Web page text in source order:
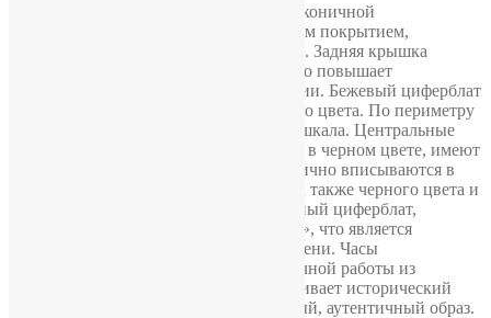
Корпус часов выполнен в строгой и лаконичной
прямоугольной форме с хромированным покрытием,
характерным для дизайна того периода. Задняя крышка
изготовлена из нержавеющей стали, что повышает
надежность и практичность конструкции. Бежевый циферблат
оцифрован арабскими цифрами черного цвета. По периметру
расположена минутная штрихованная шкала. Центральные
стрелки небольшой формы выполнены в черном цвете, имеют
острые, фигурные очертания и гармонично вписываются в
общий облик часов. Секундная стрелка также черного цвета и
вынесена на отдельный малый секундный циферблат,
расположенный в положении «6 часов», что является
характерной чертой моделей того времени. Часы
комплектуются кожаным ремешком ручной работы из
мастерской «Время», который подчеркивает исторический
характер модели и завершает ее цельный, аутентичный образ.